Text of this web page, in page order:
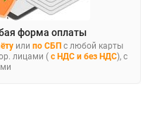
форма оплаты
или по СБП с любой карты
лицами ( с НДС и без НДС), с